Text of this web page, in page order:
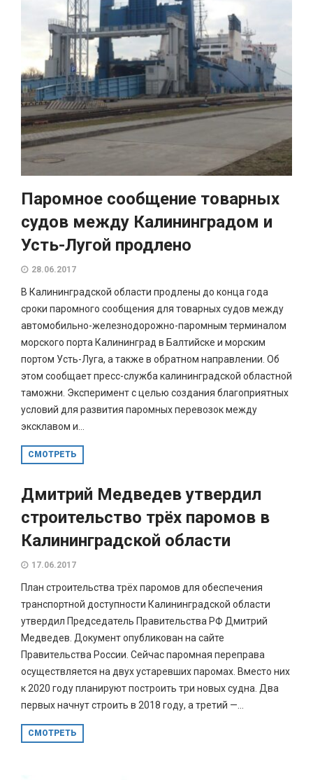
Паромное сообщение товарных
судов между Калининградом и
Усть-Лугой продлено
28.06.2017
В Калининградской области продлены до конца года
сроки паромного сообщения для товарных судов между
автомобильно-железнодорожно-паромным терминалом
морского порта Калининград в Балтийске и морским
портом Усть-Луга, а также в обратном направлении. Об
этом сообщает пресс-служба калининградской областной
таможни. Эксперимент с целью создания благоприятных
условий для развития паромных перевозок между
эксклавом и...
СМОТРЕТЬ
Дмитрий Медведев утвердил
строительство трёх паромов в
Калининградской области
17.06.2017
План строительства трёх паромов для обеспечения
транспортной доступности Калининградской области
утвердил Председатель Правительства РФ Дмитрий
Медведев. Документ опубликован на сайте
Правительства России. Сейчас паромная переправа
осуществляется на двух устаревших паромах. Вместо них
к 2020 году планируют построить три новых судна. Два
первых начнут строить в 2018 году, а третий —...
СМОТРЕТЬ